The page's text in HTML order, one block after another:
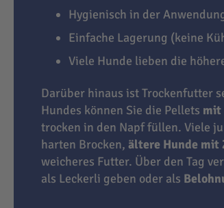
Hygienisch in der
Einfache Lagerung (keine
Viele Hunde lieben die
Darüber hinaus ist Trockenfutter
Hundes können Sie die Pellets mit
trocken in den Napf füllen. Viele
harten Brocken, ältere Hunde mit
weicheres Futter. Über den Tag
als Leckerli geben oder als